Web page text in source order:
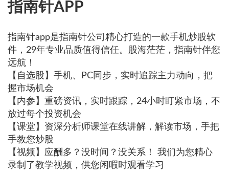
指南针APP
指南针app是指南针公司精心打造的一款手机炒股软
件，29年专业品质值得信任。股海茫茫，指南针伴您
远航！
【自选股】手机、PC同步，实时追踪主力动向，把
握市场机会
【内参】重磅资讯，实时跟踪，24小时盯紧市场，不
放过每个投资机会
【课堂】资深分析师课堂在线讲解，解读市场，手把
手教您炒股
【视频】应酬多？没时间？没关系！ 我们为您精心
录制了教学视频，供您闲暇时观看学习